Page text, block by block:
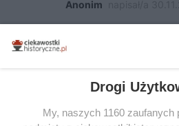
Anonim
było fajnie. Miało być
Anonim napisał/a 16.02.2017
Drogi
My, naszych 1160 zaufanych